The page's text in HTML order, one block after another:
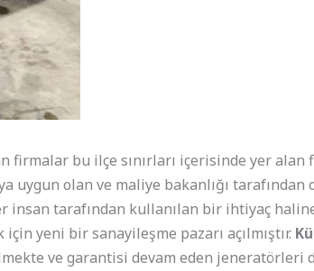
firmalar bu ilçe sınırları içerisinde yer alan
uygun olan ve maliye bakanlığı tarafından
insan tarafından kullanılan bir ihtiyaç
yeni bir sanayileşme pazarı açılmıştır.
ve garantisi devam eden jeneratörleri